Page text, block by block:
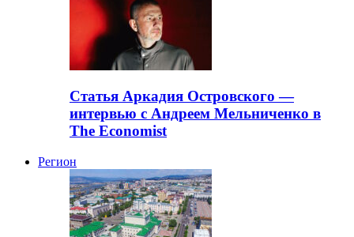
Статья Аркадия Островского —
интервью с Андреем Мельниченко в
The Economist
Регион